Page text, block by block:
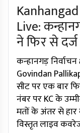
Live:
ने फिर से
कन्हानगड़
Govindan
सीट पर एक बार
नंबर पर KC के
मतों के अंतर से हार
विस्तृत लाइव